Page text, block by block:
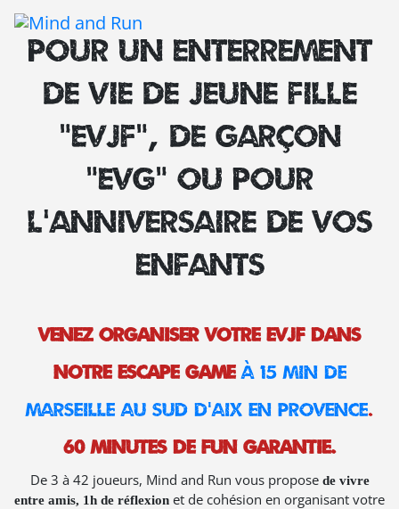
Pour un enterrement
de vie de jeune fille
“EVJF”, de garçon
“EVG” ou pour
l’anniversaire de vos
enfants
Venez organiser votre EVJF dans
notre escape game à 15 min de
Marseille au sud d’Aix en Provence.
60 minutes de Fun garantie.
De 3 à 42 joueurs, Mind and Run vous propose de vivre
entre amis, 1h de réflexion et de cohésion en organisant votre
Chers joueurs, Nous sommes temporairement fermés suite à un
eaux ayant touché l'ensemble de notre établissement.
Les travaux avancent et nous vous retrouverons prochainement
(Toutes les cartes-cadeaux seront prolongées du temps de